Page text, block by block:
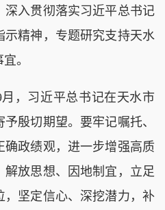
深入贯彻落实习近平总书记
示精神，专题研究支持天水
。
，习近平总书记在天水市
殷切期望。要牢记嘱托、
政绩观，进一步增强高质
放思想、因地制宜，立足
，坚定信心、深挖潜力，补